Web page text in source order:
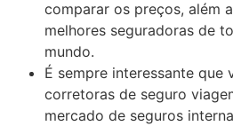
comparar os preços, além
melhores seguradoras de
mundo.
É sempre interessante que
corretoras de seguro
mercado de seguros